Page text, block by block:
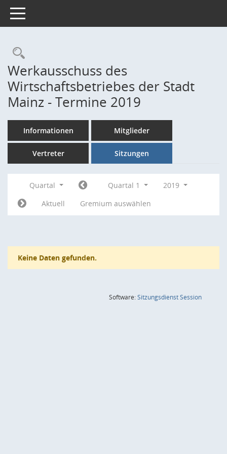
Toggle navigation
Rechercheauswahl
Werkausschuss des
Wirtschaftsbetriebes der Stadt
Mainz - Termine 2019
Informationen Mitglieder
Vertreter Sitzungen
Quartal Quartal 1
2019
Aktuell
Gremium auswählen
Keine Daten gefunden.
Software:SitzungsdienstSession(Wird in